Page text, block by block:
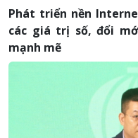
Phát triển nền
các giá trị số, đổi
mạnh mẽ